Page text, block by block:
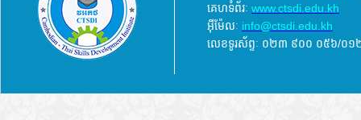
គេហទំព័រៈ www.ctsdi.edu.kh
អ៊ីម៉ែលៈ info@ctsdi.edu.kh​
លេខទូរស័ព្ទៈ ០២៣ ៩០០ ០៥៦/